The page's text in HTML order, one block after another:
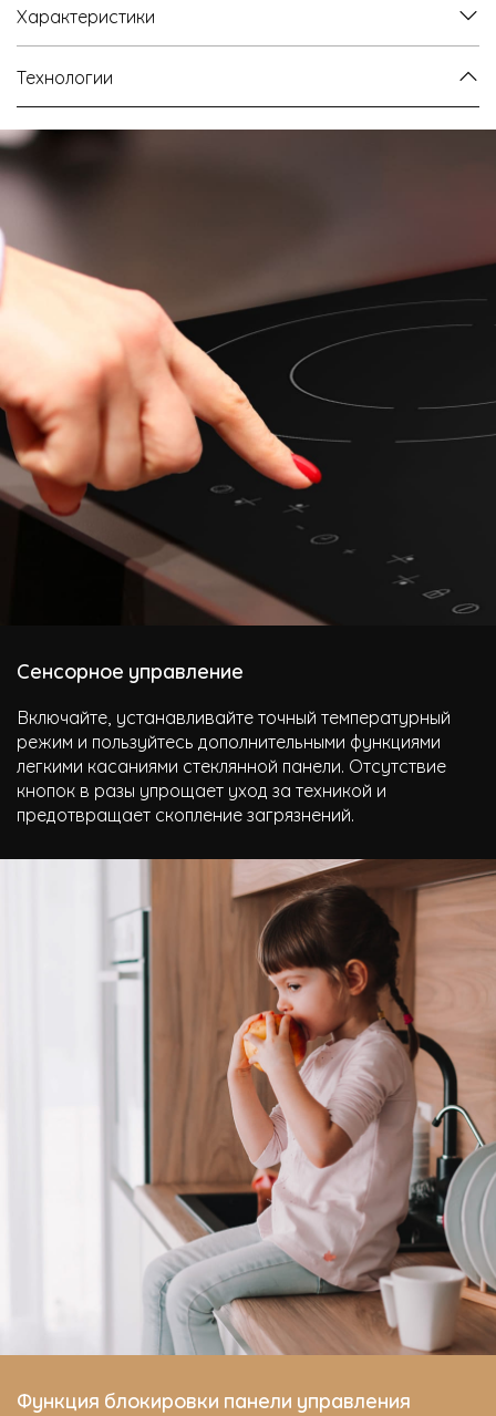
Характеристики
Технологии
Сенсорное управление
Включайте, устанавливайте точный температурный
режим и пользуйтесь дополнительными функциями
легкими касаниями стеклянной панели. Отсутствие
кнопок в разы упрощает уход за техникой и
предотвращает скопление загрязнений.
Функция блокировки панели управления